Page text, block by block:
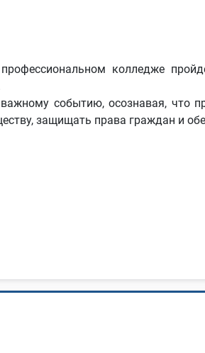
колледже
событию, осознавая, что
защищать права граждан и